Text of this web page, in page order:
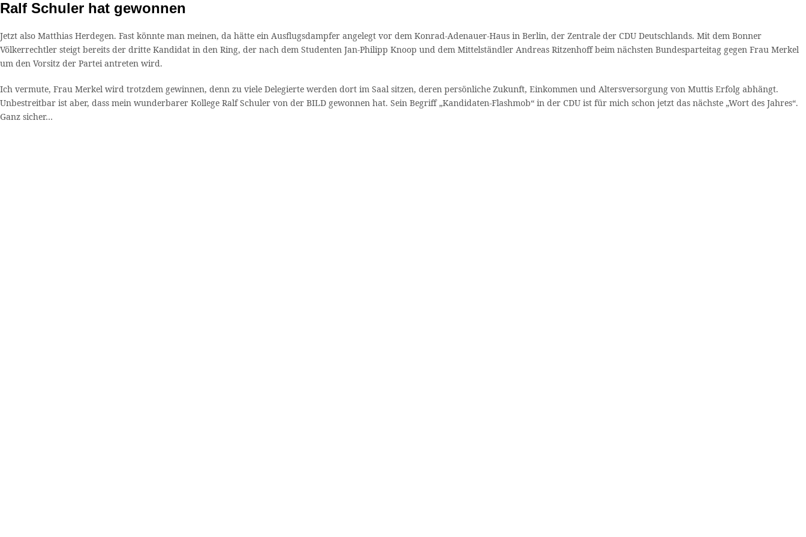
Ralf Schuler hat gewonnen
Jetzt also Matthias Herdegen. Fast könnte man meinen, da hätte ein Ausflugsdampfer angelegt vor dem Konrad-Adenauer-Haus in Berlin, der Zentrale der CDU Deutschlands. Mit dem Bonner
Völkerrechtler steigt bereits der dritte Kandidat in den Ring, der nach dem Studenten Jan-Philipp Knoop und dem Mittelständler Andreas Ritzenhoff beim nächsten Bundesparteitag gegen Frau Merkel
um den Vorsitz der Partei antreten wird.
Ich vermute, Frau Merkel wird trotzdem gewinnen, denn zu viele Delegierte werden dort im Saal sitzen, deren persönliche Zukunft, Einkommen und Altersversorgung von Muttis Erfolg abhängt.
Unbestreitbar ist aber, dass mein wunderbarer Kollege Ralf Schuler von der BILD gewonnen hat. Sein Begriff „Kandidaten-Flashmob“ in der CDU ist für mich schon jetzt das nächste „Wort des Jahres“.
Ganz sicher…